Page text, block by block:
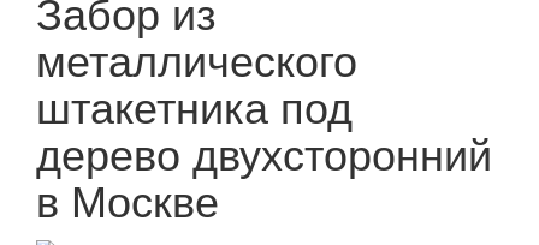
металлического
штакетника под
дерево двухсторонний
в Москве